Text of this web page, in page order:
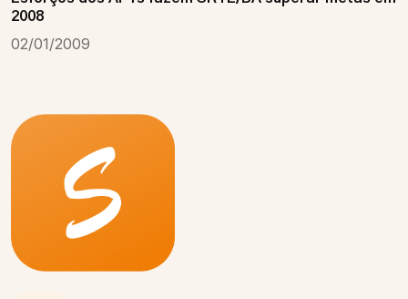
2008
02/01/2009